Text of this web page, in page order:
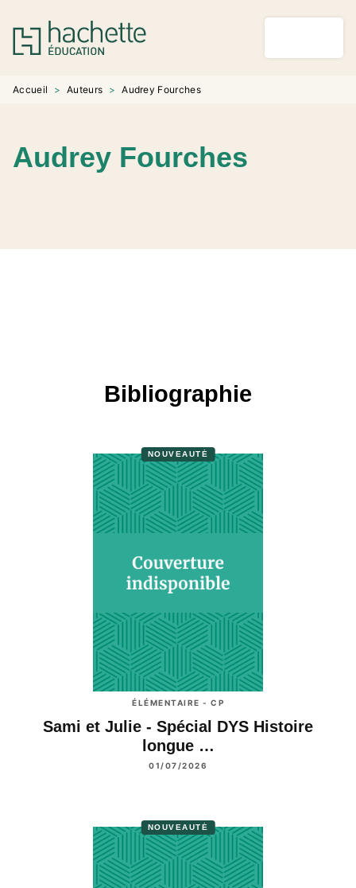
MENU RECHERCHE
PIED DE PAGE
Accueil > Auteurs > Audrey Fourches
Audrey Fourches
Bibliographie
NOUVEAUTÉ
ÉLÉMENTAIRE - CP
Sami et Julie - Spécial DYS Histoire
longue …
01/07/2026
NOUVEAUTÉ